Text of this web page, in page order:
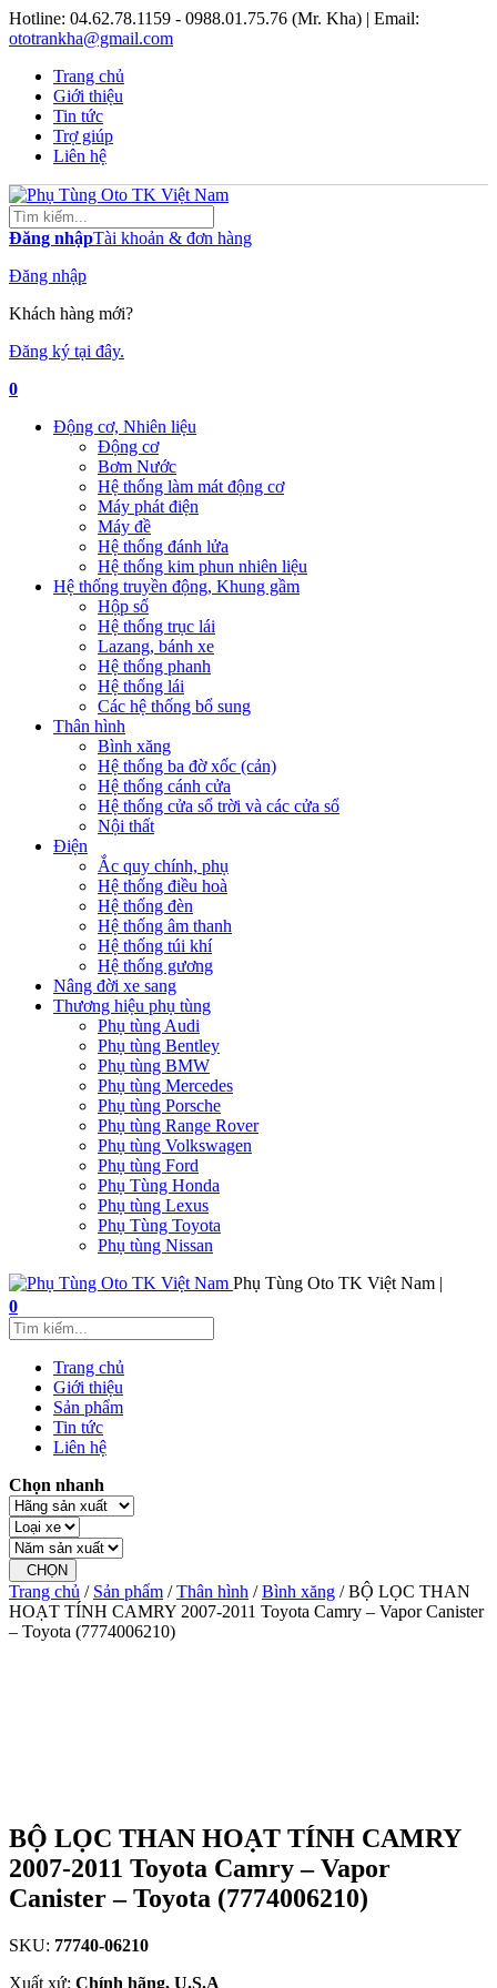
Hotline: 04.62.78.1159 - 0988.01.75.76 (Mr. Kha) | Email:
ototrankha@gmail.com
Trang chủ
Giới thiệu
Tin tức
Trợ giúp
Liên hệ
Đăng nhậpTài khoản & đơn hàng
Đăng nhập
Khách hàng mới?
Đăng ký tại đây.
0
Động cơ, Nhiên liệu
Động cơ
Bơm Nước
Hệ thống làm mát động cơ
Máy phát điện
Máy đề
Hệ thống đánh lửa
Hệ thống kim phun nhiên liệu
Hệ thống truyền động, Khung gầm
Hộp số
Hệ thống trục lái
Lazang, bánh xe
Hệ thống phanh
Hệ thống lái
Các hệ thống bổ sung
Thân hình
Bình xăng
Hệ thống ba đờ xốc (cản)
Hệ thống cánh cửa
Hệ thống cửa sổ trời và các cửa sổ
Nội thất
Điện
Ắc quy chính, phụ
Hệ thống điều hoà
Hệ thống đèn
Hệ thống âm thanh
Hệ thống túi khí
Hệ thống gương
Nâng đời xe sang
Thương hiệu phụ tùng
Phụ tùng Audi
Phụ tùng Bentley
Phụ tùng BMW
Phụ tùng Mercedes
Phụ tùng Porsche
Phụ tùng Range Rover
Phụ tùng Volkswagen
Phụ tùng Ford
Phụ Tùng Honda
Phụ tùng Lexus
Phụ Tùng Toyota
Phụ tùng Nissan
Phụ Tùng Oto TK Việt Nam |
0
Trang chủ
Giới thiệu
Sản phẩm
Tin tức
Liên hệ
Chọn nhanh
CHỌN
Trang chủ / Sản phẩm /Thân hình /Bình xăng / BỘ LỌC THAN
HOẠT TÍNH CAMRY 2007-2011 Toyota Camry – Vapor Canister
– Toyota (7774006210)
BỘ LỌC THAN HOẠT TÍNH CAMRY
2007-2011 Toyota Camry – Vapor
Canister – Toyota (7774006210)
SKU: 77740-06210
Xuất xứ: Chính hãng, U.S.A